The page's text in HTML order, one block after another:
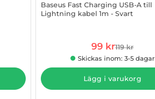
Baseus Fast Charging USB-A till
Lightning kabel 1m - Svart
rea pris
99 krtidigare pris
119 kr
Skickas inom: 3-5 dagar
Lägg i varukorg